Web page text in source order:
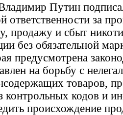
Путин
ответственности за
продажу и сбыт
без обязательной
предусмотрена
на борьбу с
товаров,
контрольных кодов и
происхождение